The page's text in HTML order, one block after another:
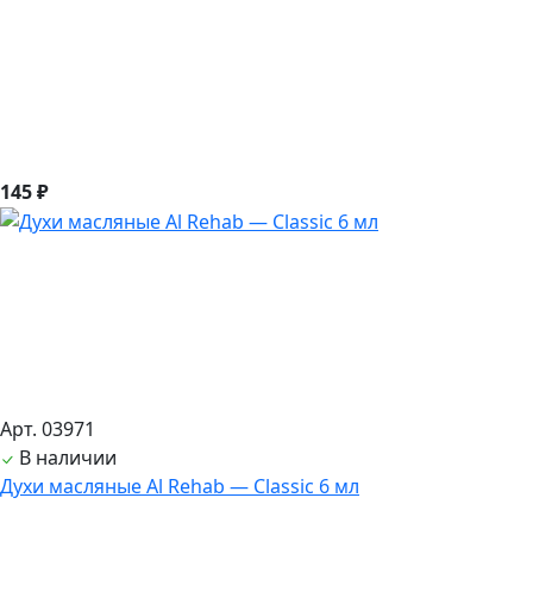
145 ₽
Арт. 03971
В наличии
Духи масляные Al Rehab — Classic 6 мл